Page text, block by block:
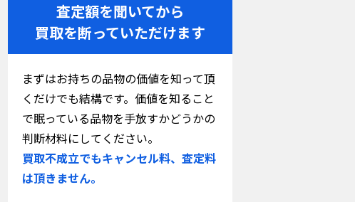
査定額を聞いてから
買取を断っていただけます
まずはお持ちの品物の価値を知って頂
くだけでも結構です。価値を知ること
で眠っている品物を手放すかどうかの
判断材料にしてください。
買取不成立でもキャンセル料、査定料
は頂きません。